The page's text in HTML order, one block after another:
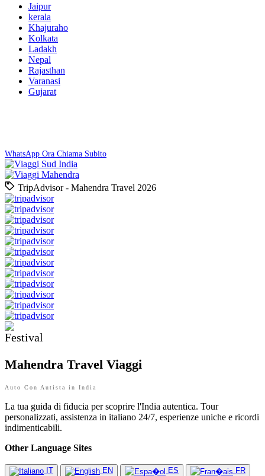
Jaipur
kerala
Khajuraho
Kolkata
Ladakh
Nepal
Rajasthan
Varanasi
Gujarat
WhatsApp Ora Chiama Subito
TripAdvisor - Mahendra Travel 2026
Mahendra Travel Viaggi
Auto Con Autista in India
La tua guida di fiducia per scoprire l'India autentica. Tour
personalizzati, assistenza in italiano 24/7, esperienze uniche e ricordi
indimenticabili.
Other Language Sites
IT EN ES FR